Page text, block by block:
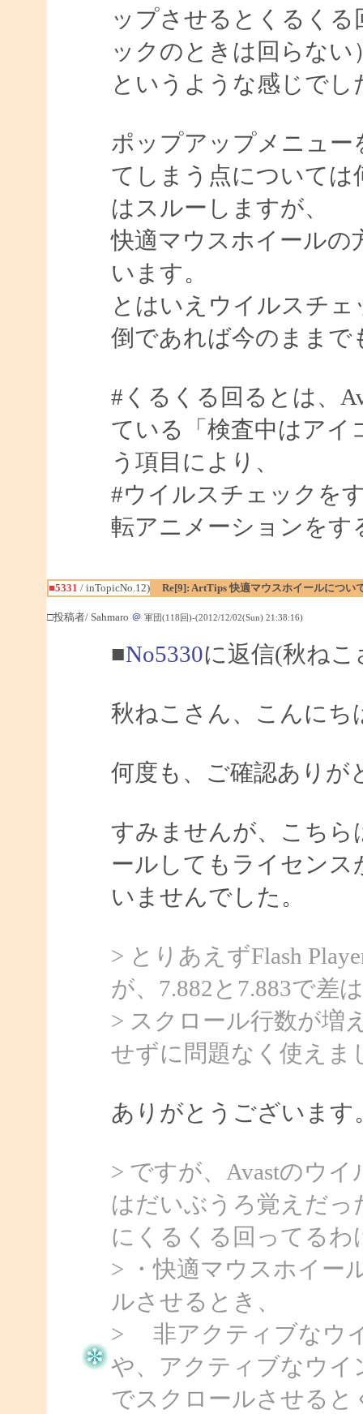
ップさせるとくるく
ックのときは回らない
というような感じでし
ポップアップメニュ
てしまう点については
はスルーしますが、
快適マウスホイールの
います。
とはいえウイルスチ
倒であれば今のままで
#くるくる回るとは、
ている「検査中はアイ
う項目により、
#ウイルスチェックを
転アニメーションをす
■5331 / inTopicNo.12) Re[9]: ArtTips 快適マウスホイールについ
□投稿者/ Sahmaro ＠ 軍団(118回)-(2012/12/02(Sun) 21:38:16)
■No5330に返信(秋ね
秋ねこさん、こんにち
何度も、ご確認ありが
すみませんが、こち
ールしてもライセン
いませんでした。
> とりあえずFlash
が、7.882と7.883で差
> スクロール行数が増
せずに問題なく使えま
ありがとうございます
> ですが、Avastのウ
はだいぶうろ覚えだ
にくるくる回ってる
> ・快適マウスホイー
ルさせるとき、
> 非アクティブなウ
や、アクティブなウ
でスクロールさせると